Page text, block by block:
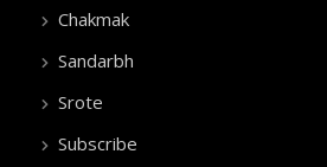
Chakmak
Sandarbh
Srote
Subscribe